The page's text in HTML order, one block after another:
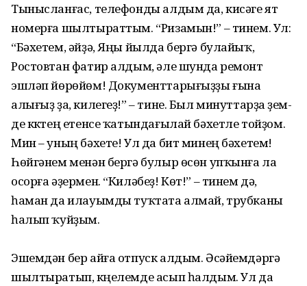
Тынысланғас, телефонды алдым да, кисәге ят
номерға шылтыраттым. “Ризамын!” – тинем. Ул:
“Бә­хетем, әйҙә, Яңы йылда бергә бу­лайыҡ,
Ростовтан фатир алдым, әле шунда ремонт
эшләп йөрөйөм! До­кумент­тарығыҙҙы ғына
алығыҙ ҙа, килегеҙ!” – тине. Был минуттар­ҙа үҙем­
де күктең етенсе ҡатындағылай бәхетле тойҙом.
Мин – уның бәхете! Ул да бит минең бәхетем!
Һөйгәнем менән бергә булыр өсөн упҡынға ла
осорға әҙермен. “Киләбеҙ! Көт!” – тинем дә,
һаман да илауымды туҡтата алмай, трубканы
һалып ҡуйҙым.
Эшемдән бер айға отпуск алдым. Әсәйемдәргә
шылтыратып, күңелемде асып һалдым. Ул да